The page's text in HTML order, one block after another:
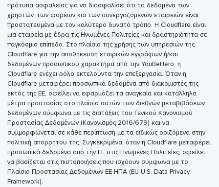
πρότυπα ασφαλείας για να διασφαλίσει ότι τα δεδομένα των
χρηστών, των φορέων και των συνεργαζόμενων εταιρειών είναι
προστατευμένα με τον καλύτερο δυνατό τρόπο. Η Cloudflare είναι
μια εταιρεία με έδρα τις Ηνωμένες Πολιτείες και δραστηριότητα σε
παγκόσμιο επίπεδο. Στο πλαίσιο της χρήσης των υπηρεσιών της
Cloudflare για την αποθήκευση εταιρικών εγγράφων ή/και
δεδομένων προσωπικού χαρακτήρα από την YouBeHero, η
Cloudflare ενέχει ρόλο εκτελούντα την επεξεργασία. Όταν η
Cloudflare μεταφέρει προσωπικά δεδομένα από διακομιστές της
εκτός της ΕΕ, οφείλει να εφαρμόζει τα αναγκαία και κατάλληλα
μέτρα προστασίας στο πλαίσιο αυτών των διεθνών μεταβιβάσεων
δεδομένων σύμφωνα με τις διατάξεις του Γενικού Κανονισμού
Προστασίας Δεδομένων (Κανονισμός 2016/679) και να
συμμορφώνεται σε κάθε περίπτωση με τα ειδικώς οριζόμενα στην
πολιτική απορρήτου της. Συγκεκριμένα, όταν η Cloudflare μεταφέρει
προσωπικά δεδομένα από την ΕΕ στις Ηνωμένες Πολιτείες, οφείλει
να βασίζεται στις πιστοποιήσεις που ισχύουν σύμφωνα με το
Πλαίσιο Προστασίας Δεδομένων ΕΕ-ΗΠΑ (EU-U.S. Data Privacy
Framework).